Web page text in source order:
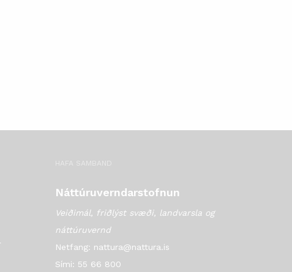
HAFA SAMBAND
Náttúruverndarstofnun
Veiðimál, friðlýst svæði, landvarsla og
náttúruvernd
Netfang: nattura@nattura.is
Sími: 55 66 800